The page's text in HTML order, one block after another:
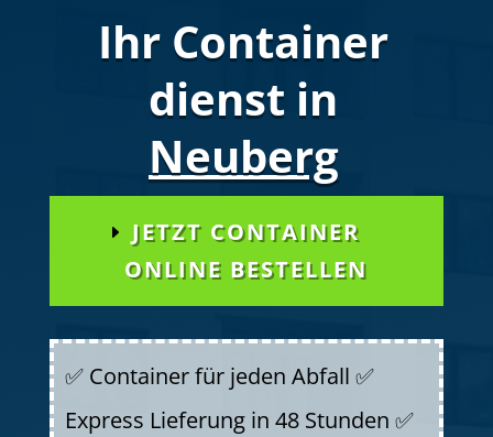
Ihr Container
dienst in
Neuberg
JETZT CONTAINER
ONLINE BESTELLEN
✅ Container für jeden Abfall ✅
Express Lieferung in 48 Stunden ✅